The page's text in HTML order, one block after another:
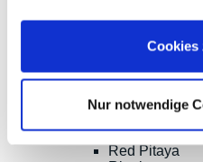
Cookies
Nur notwendige
Oszilloskop-
Optionen,
Cleverscope
Digilent
Keysight
Micsig
Pico
Red Pitaya